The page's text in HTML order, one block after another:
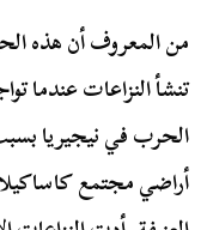
من المعروف أن هذه
تنشأ النزاعات عندما
الحرب في نيجيريا
أراضي مجتمع